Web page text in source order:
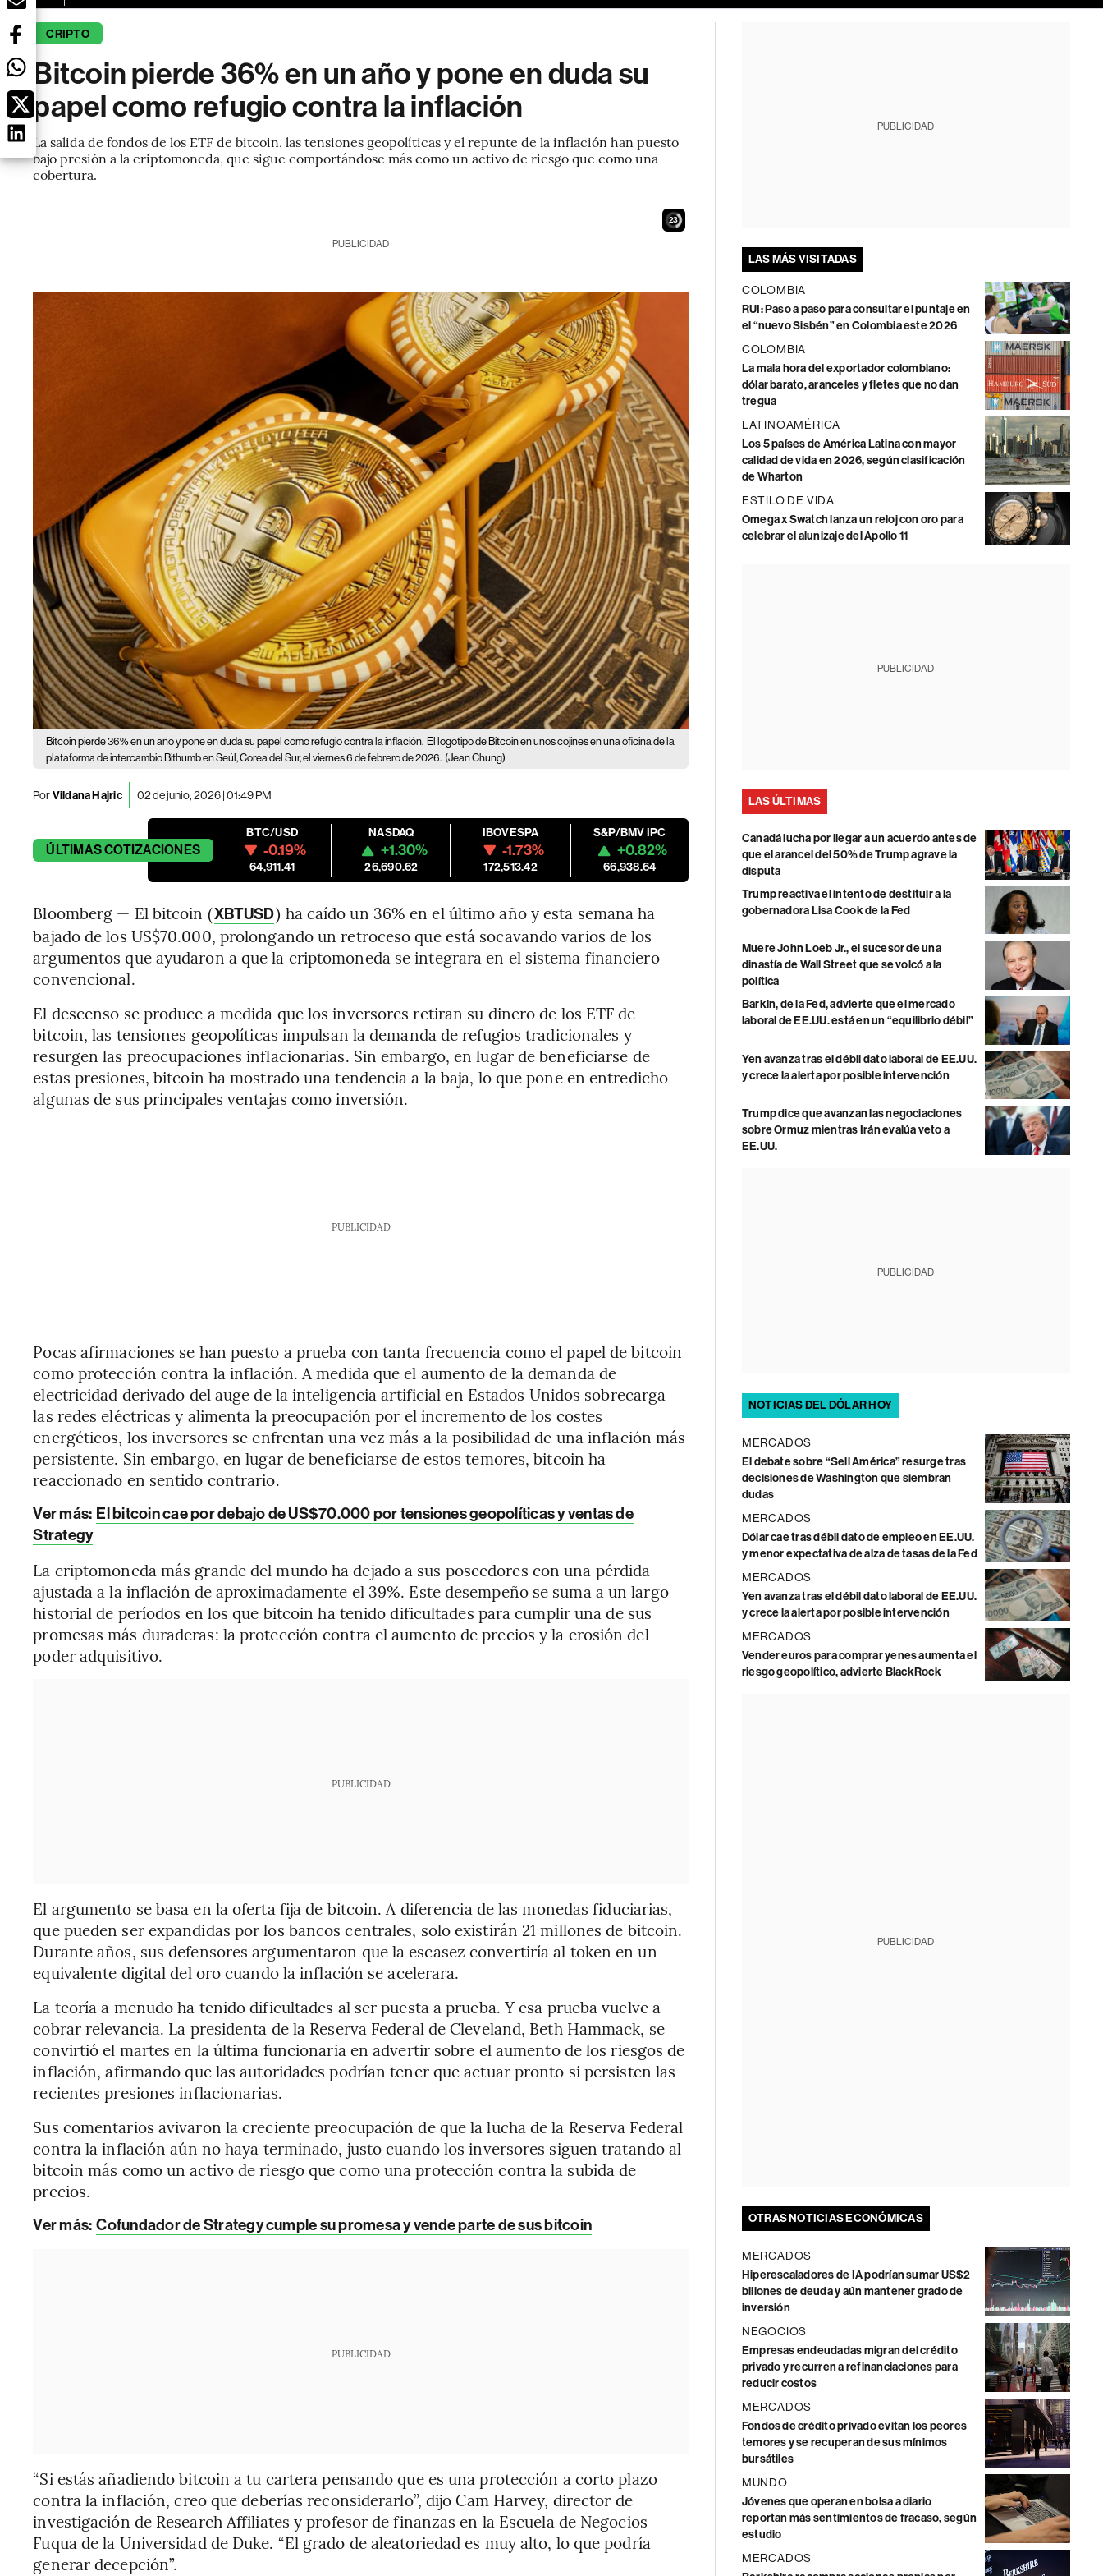
CRIPTO
Bitcoin pierde 36% en un año y pone en duda su
papel como refugio contra la inflación
La salida de fondos de los ETF de bitcoin, las tensiones geopolíticas y el repunte de la inflación han puesto
bajo presión a la criptomoneda, que sigue comportándose más como un activo de riesgo que como una
cobertura.
22
PUBLICIDAD
Bitcoin pierde 36% en un año y pone en duda su papel como refugio contra la inflación. El logotipo de Bitcoin en unos cojines en una oficina de la
plataforma de intercambio Bithumb en Seúl, Corea del Sur, el viernes 6 de febrero de 2026. (Jean Chung)
PorVildana Hajric 02 de junio, 2026 | 01:49 PM
ÚLTIMASCOTIZACIONES
BTC/USD
-0.19%
64,911.41
NASDAQ
+1.30%
26,690.62
IBOVESPA
-1.73%
172,513.42
S&P/BMV IPC
+0.82%
66,938.64
Bloomberg — El bitcoin (XBTUSD) ha caído un 36% en el último año y esta semana ha
bajado de los US$70.000, prolongando un retroceso que está socavando varios de los
argumentos que ayudaron a que la criptomoneda se integrara en el sistema financiero
convencional.
El descenso se produce a medida que los inversores retiran su dinero de los ETF de
bitcoin, las tensiones geopolíticas impulsan la demanda de refugios tradicionales y
resurgen las preocupaciones inflacionarias. Sin embargo, en lugar de beneficiarse de
estas presiones, bitcoin ha mostrado una tendencia a la baja, lo que pone en entredicho
algunas de sus principales ventajas como inversión.
PUBLICIDAD
Pocas afirmaciones se han puesto a prueba con tanta frecuencia como el papel de bitcoin
como protección contra la inflación. A medida que el aumento de la demanda de
electricidad derivado del auge de la inteligencia artificial en Estados Unidos sobrecarga
las redes eléctricas y alimenta la preocupación por el incremento de los costes
energéticos, los inversores se enfrentan una vez más a la posibilidad de una inflación más
persistente. Sin embargo, en lugar de beneficiarse de estos temores, bitcoin ha
reaccionado en sentido contrario.
Ver más: El bitcoin cae por debajo de US$70.000 por tensiones geopolíticas y ventas de
Strategy
La criptomoneda más grande del mundo ha dejado a sus poseedores con una pérdida
ajustada a la inflación de aproximadamente el 39%. Este desempeño se suma a un largo
historial de períodos en los que bitcoin ha tenido dificultades para cumplir una de sus
promesas más duraderas: la protección contra el aumento de precios y la erosión del
poder adquisitivo.
PUBLICIDAD
El argumento se basa en la oferta fija de bitcoin. A diferencia de las monedas fiduciarias,
que pueden ser expandidas por los bancos centrales, solo existirán 21 millones de bitcoin.
Durante años, sus defensores argumentaron que la escasez convertiría al token en un
equivalente digital del oro cuando la inflación se acelerara.
La teoría a menudo ha tenido dificultades al ser puesta a prueba. Y esa prueba vuelve a
cobrar relevancia. La presidenta de la Reserva Federal de Cleveland, Beth Hammack, se
convirtió el martes en la última funcionaria en advertir sobre el aumento de los riesgos de
inflación, afirmando que las autoridades podrían tener que actuar pronto si persisten las
recientes presiones inflacionarias.
Sus comentarios avivaron la creciente preocupación de que la lucha de la Reserva Federal
contra la inflación aún no haya terminado, justo cuando los inversores siguen tratando al
bitcoin más como un activo de riesgo que como una protección contra la subida de
precios.
Ver más: Cofundador de Strategy cumple su promesa y vende parte de sus bitcoin
PUBLICIDAD
“Si estás añadiendo bitcoin a tu cartera pensando que es una protección a corto plazo
contra la inflación, creo que deberías reconsiderarlo”, dijo Cam Harvey, director de
investigación de Research Affiliates y profesor de finanzas en la Escuela de Negocios
Fuqua de la Universidad de Duke. “El grado de aleatoriedad es muy alto, lo que podría
generar decepción”.
PUBLICIDAD
LAS MÁS VISITADAS
COLOMBIA
RUI: Paso a paso para consultar el puntaje en
el “nuevo Sisbén” en Colombia este 2026
COLOMBIA
La mala hora del exportador colombiano:
dólar barato, aranceles y fletes que no dan
tregua
LATINOAMÉRICA
Los 5 países de América Latina con mayor
calidad de vida en 2026, según clasificación
de Wharton
ESTILO DE VIDA
Omega x Swatch lanza un reloj con oro para
celebrar el alunizaje del Apollo 11
PUBLICIDAD
LAS ÚLTIMAS
Canadá lucha por llegar a un acuerdo antes de
que el arancel del 50% de Trump agrave la
disputa
Trump reactiva el intento de destituir a la
gobernadora Lisa Cook de la Fed
Muere John Loeb Jr., el sucesor de una
dinastía de Wall Street que se volcó a la
política
Barkin, de la Fed, advierte que el mercado
laboral de EE.UU. está en un “equilibrio débil”
Yen avanza tras el débil dato laboral de EE.UU.
y crece la alerta por posible intervención
Trump dice que avanzan las negociaciones
sobre Ormuz mientras Irán evalúa veto a
EE.UU.
PUBLICIDAD
NOTICIAS DEL DÓLAR HOY
MERCADOS
El debate sobre “Sell América” resurge tras
decisiones de Washington que siembran
dudas
MERCADOS
Dólar cae tras débil dato de empleo en EE.UU.
y menor expectativa de alza de tasas de la Fed
MERCADOS
Yen avanza tras el débil dato laboral de EE.UU.
y crece la alerta por posible intervención
MERCADOS
Vender euros para comprar yenes aumenta el
riesgo geopolítico, advierte BlackRock
PUBLICIDAD
OTRAS NOTICIAS ECONÓMICAS
MERCADOS
Hiperescaladores de IA podrían sumar US$2
billones de deuda y aún mantener grado de
inversión
NEGOCIOS
Empresas endeudadas migran del crédito
privado y recurren a refinanciaciones para
reducir costos
MERCADOS
Fondos de crédito privado evitan los peores
temores y se recuperan de sus mínimos
bursátiles
MUNDO
Jóvenes que operan en bolsa a diario
reportan más sentimientos de fracaso, según
estudio
MERCADOS